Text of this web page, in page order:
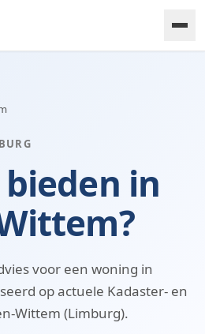
in
voor een woning in
op actuele Kadaster- en
Wittem (Limburg).